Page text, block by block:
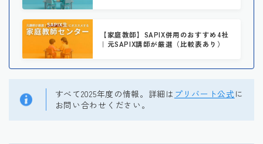
【家庭教師】SAPIX併用のおすすめ4社
｜元SAPIX講師が厳選（比較表あり）
すべて2025年度の情報。詳細は プリバート公式に
お問い合わせください。